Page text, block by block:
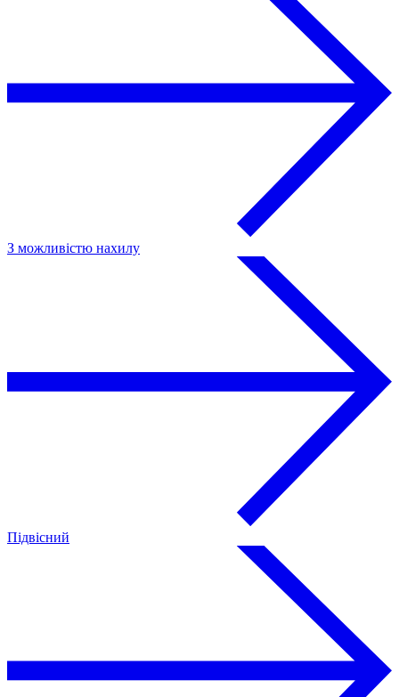
З можливістю нахилу
Підвісний